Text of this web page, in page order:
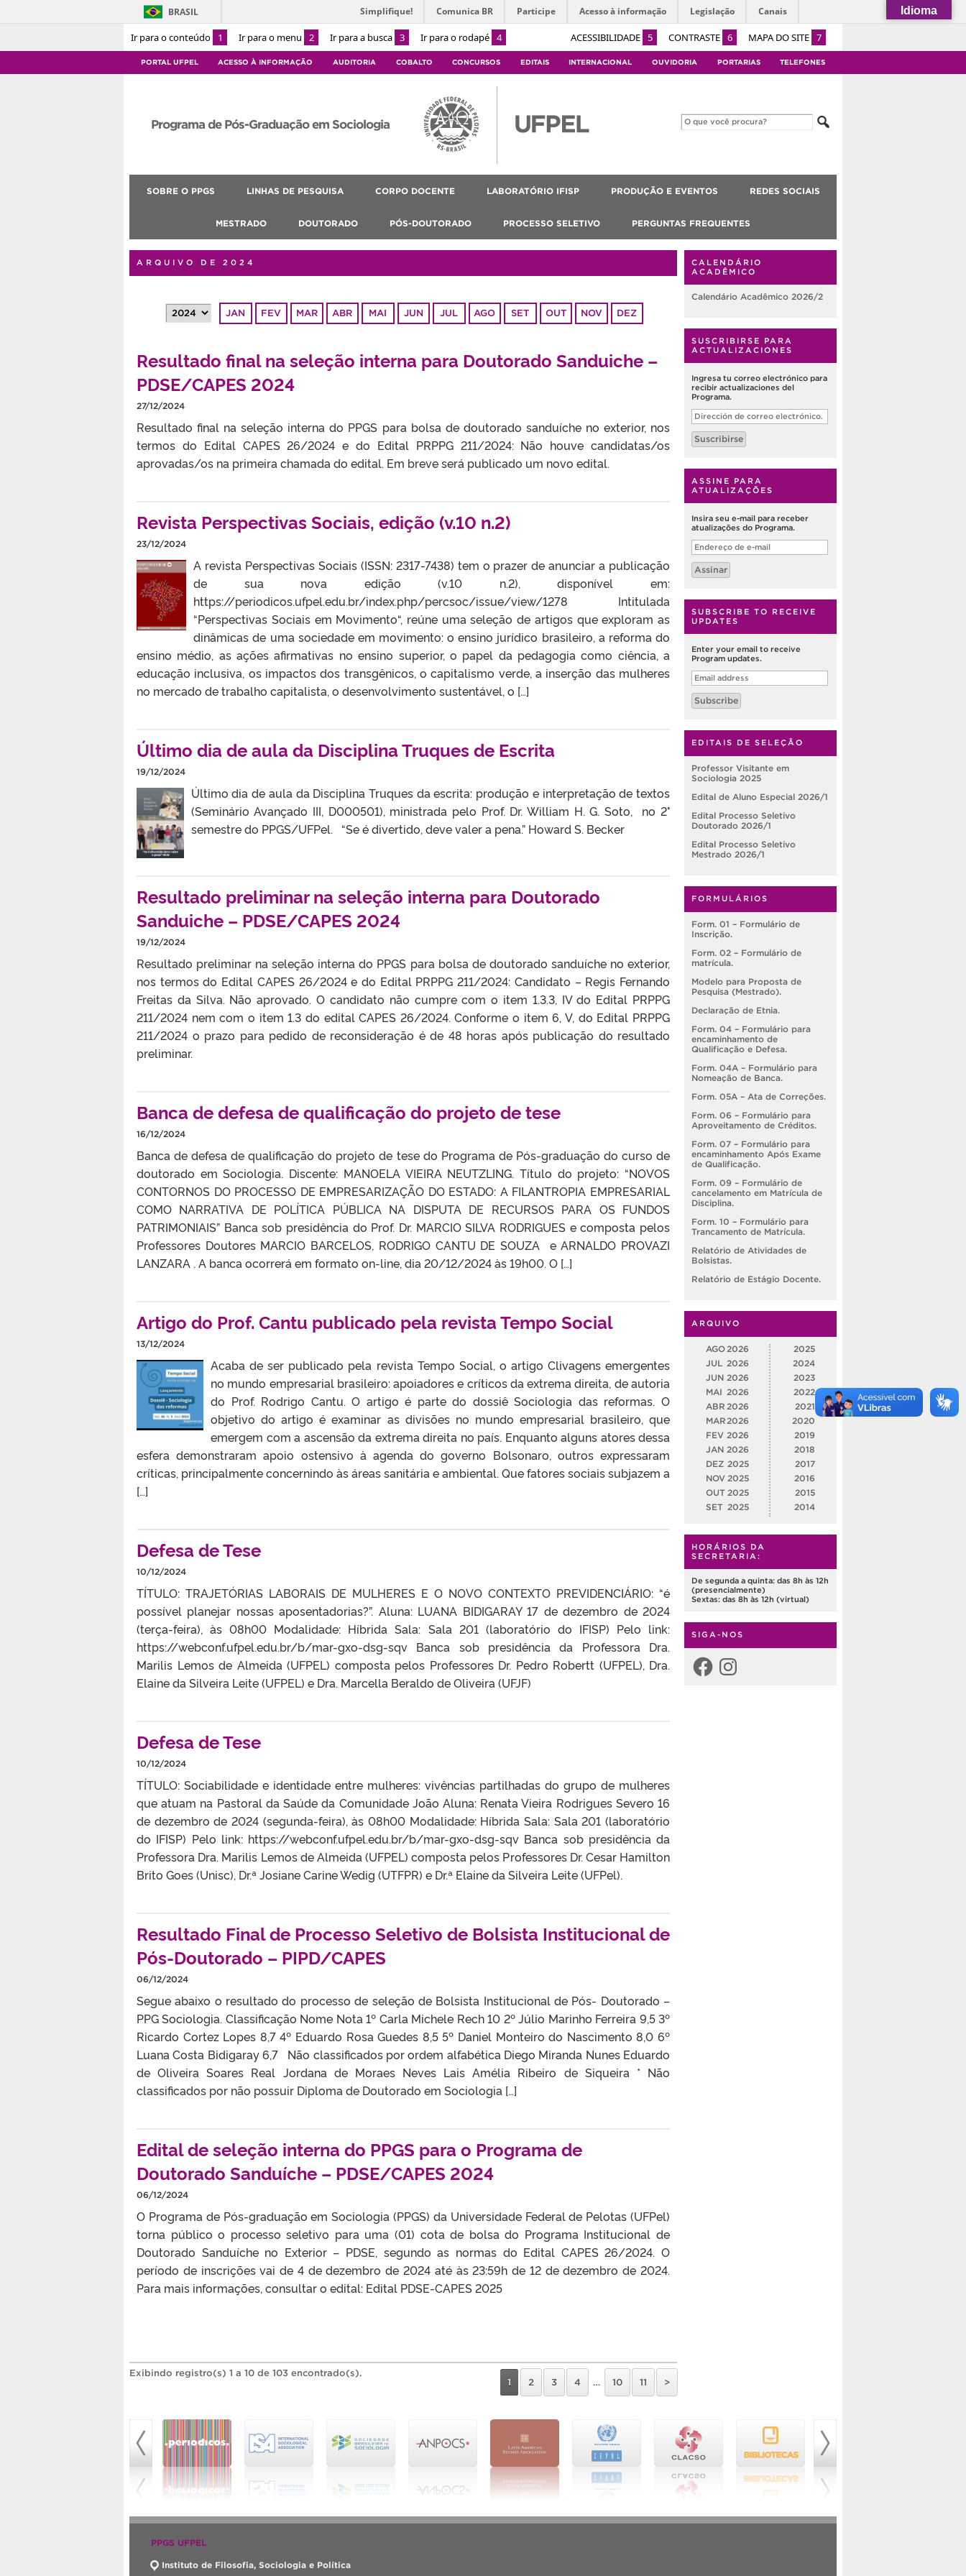
Ir para o conteúdo 1 Ir para o menu 2 Ir para a busca 3 Ir para o rodapé 4 ACESSIBILIDADE 5 CONTRASTE 6 MAPA DO SITE 7
BRASIL Simplifique! Comunica BR Participe Acesso à informação Legislação Canais
PORTAL UFPEL ACESSO À INFORMAÇÃO AUDITORIA COBALTO CONCURSOS EDITAIS INTERNACIONAL OUVIDORIA PORTARIAS TELEFONES
Programa de Pós-Graduação em Sociologia
SOBRE O PPGS LINHAS DE PESQUISA CORPO DOCENTE LABORATÓRIO IFISP PRODUÇÃO E EVENTOS REDES SOCIAIS
MESTRADO DOUTORADO PÓS-DOUTORADO PROCESSO SELETIVO PERGUNTAS FREQUENTES
ARQUIVO DE 2024
JAN FEV MAR ABR MAI JUN JUL AGO SET OUT NOV DEZ
Resultado final na seleção interna para Doutorado Sanduiche –
PDSE/CAPES 2024
27/12/2024
Resultado final na seleção interna do PPGS para bolsa de doutorado sanduíche no exterior, nos
termos do Edital CAPES 26/2024 e do Edital PRPPG 211/2024: Não houve candidatas/os
aprovadas/os na primeira chamada do edital. Em breve será publicado um novo edital.
Revista Perspectivas Sociais, edição (v.10 n.2)
23/12/2024
A revista Perspectivas Sociais (ISSN: 2317-7438) tem o prazer de anunciar a publicação
de sua nova edição (v.10 n.2), disponível em:
https://periodicos.ufpel.edu.br/index.php/percsoc/issue/view/1278 Intitulada
“Perspectivas Sociais em Movimento“, reúne uma seleção de artigos que exploram as
dinâmicas de uma sociedade em movimento: o ensino jurídico brasileiro, a reforma do
ensino médio, as ações afirmativas no ensino superior, o papel da pedagogia como ciência, a
educação inclusiva, os impactos dos transgênicos, o capitalismo verde, a inserção das mulheres
no mercado de trabalho capitalista, o desenvolvimento sustentável, o […]
Último dia de aula da Disciplina Truques de Escrita
19/12/2024
Último dia de aula da Disciplina Truques da escrita: produção e interpretação de textos
(Seminário Avançado III, D000501), ministrada pelo Prof. Dr. William H. G. Soto, no 2°
semestre do PPGS/UFPel. “Se é divertido, deve valer a pena.” Howard S. Becker
Resultado preliminar na seleção interna para Doutorado
Sanduiche – PDSE/CAPES 2024
19/12/2024
Resultado preliminar na seleção interna do PPGS para bolsa de doutorado sanduíche no exterior,
nos termos do Edital CAPES 26/2024 e do Edital PRPPG 211/2024: Candidato – Regis Fernando
Freitas da Silva. Não aprovado. O candidato não cumpre com o item 1.3.3, IV do Edital PRPPG
211/2024 nem com o item 1.3 do edital CAPES 26/2024. Conforme o item 6, V, do Edital PRPPG
211/2024 o prazo para pedido de reconsideração é de 48 horas após publicação do resultado
preliminar.
Banca de defesa de qualificação do projeto de tese
16/12/2024
Banca de defesa de qualificação do projeto de tese do Programa de Pós-graduação do curso de
doutorado em Sociologia. Discente: MANOELA VIEIRA NEUTZLING. Título do projeto: “NOVOS
CONTORNOS DO PROCESSO DE EMPRESARIZAÇÃO DO ESTADO: A FILANTROPIA EMPRESARIAL
COMO NARRATIVA DE POLÍTICA PÚBLICA NA DISPUTA DE RECURSOS PARA OS FUNDOS
PATRIMONIAIS” Banca sob presidência do Prof. Dr. MARCIO SILVA RODRIGUES e composta pelos
Professores Doutores MARCIO BARCELOS, RODRIGO CANTU DE SOUZA e ARNALDO PROVAZI
LANZARA . A banca ocorrerá em formato on-line, dia 20/12/2024 às 19h00. O […]
Artigo do Prof. Cantu publicado pela revista Tempo Social
13/12/2024
Acaba de ser publicado pela revista Tempo Social, o artigo Clivagens emergentes
no mundo empresarial brasileiro: apoiadores e críticos da extrema direita, de autoria
do Prof. Rodrigo Cantu. O artigo é parte do dossiê Sociologia das reformas. O
objetivo do artigo é examinar as divisões no mundo empresarial brasileiro, que
emergem com a ascensão da extrema direita no país. Enquanto alguns atores dessa
esfera demonstraram apoio ostensivo à agenda do governo Bolsonaro, outros expressaram
críticas, principalmente concernindo às áreas sanitária e ambiental. Que fatores sociais subjazem a
[…]
Defesa de Tese
10/12/2024
TÍTULO: TRAJETÓRIAS LABORAIS DE MULHERES E O NOVO CONTEXTO PREVIDENCIÁRIO: “é
possível planejar nossas aposentadorias?”. Aluna: LUANA BIDIGARAY 17 de dezembro de 2024
(terça-feira), às 08h00 Modalidade: Híbrida Sala: Sala 201 (laboratório do IFISP) Pelo link:
https://webconf.ufpel.edu.br/b/mar-gxo-dsg-sqv Banca sob presidência da Professora Dra.
Marilis Lemos de Almeida (UFPEL) composta pelos Professores Dr. Pedro Robertt (UFPEL), Dra.
Elaine da Silveira Leite (UFPEL) e Dra. Marcella Beraldo de Oliveira (UFJF)
Defesa de Tese
10/12/2024
TÍTULO: Sociabilidade e identidade entre mulheres: vivências partilhadas do grupo de mulheres
que atuam na Pastoral da Saúde da Comunidade João Aluna: Renata Vieira Rodrigues Severo 16
de dezembro de 2024 (segunda-feira), às 08h00 Modalidade: Híbrida Sala: Sala 201 (laboratório
do IFISP) Pelo link: https://webconf.ufpel.edu.br/b/mar-gxo-dsg-sqv Banca sob presidência da
Professora Dra. Marilis Lemos de Almeida (UFPEL) composta pelos Professores Dr. Cesar Hamilton
Brito Goes (Unisc), Dr.ª Josiane Carine Wedig (UTFPR) e Dr.ª Elaine da Silveira Leite (UFPel).
Resultado Final de Processo Seletivo de Bolsista Institucional de
Pós-Doutorado – PIPD/CAPES
06/12/2024
Segue abaixo o resultado do processo de seleção de Bolsista Institucional de Pós- Doutorado –
PPG Sociologia. Classificação Nome Nota 1º Carla Michele Rech 10 2º Júlio Marinho Ferreira 9,5 3º
Ricardo Cortez Lopes 8,7 4º Eduardo Rosa Guedes 8,5 5º Daniel Monteiro do Nascimento 8,0 6º
Luana Costa Bidigaray 6,7 Não classificados por ordem alfabética Diego Miranda Nunes Eduardo
de Oliveira Soares Real Jordana de Moraes Neves Lais Amélia Ribeiro de Siqueira * Não
classificados por não possuir Diploma de Doutorado em Sociologia […]
Edital de seleção interna do PPGS para o Programa de
Doutorado Sanduíche – PDSE/CAPES 2024
06/12/2024
O Programa de Pós-graduação em Sociologia (PPGS) da Universidade Federal de Pelotas (UFPel)
torna público o processo seletivo para uma (01) cota de bolsa do Programa Institucional de
Doutorado Sanduíche no Exterior – PDSE, segundo as normas do Edital CAPES 26/2024. O
período de inscrições vai de 4 de dezembro de 2024 até às 23:59h de 12 de dezembro de 2024.
Para mais informações, consultar o edital: Edital PDSE-CAPES 2025
Exibindo registro(s) 1 a 10 de 103 encontrado(s).
1
2 3 4 … 10 11 >
CALENDÁRIO
ACADÊMICO
Calendário Acadêmico 2026/2
SUSCRIBIRSE PARA
ACTUALIZACIONES
Ingresa tu correo electrónico para
recibir actualizaciones del
Programa.
Dirección
de
correo
electrónico.
Suscribirse
ASSINE PARA
ATUALIZAÇÕES
Insira seu e-mail para receber
atualizações do Programa.
Endereço
de
e-
mail
Assinar
SUBSCRIBE TO RECEIVE
UPDATES
Enter your email to receive
Program updates.
Email
address
Subscribe
EDITAIS DE SELEÇÃO
Professor Visitante em
Sociologia 2025
Edital de Aluno Especial 2026/1
Edital Processo Seletivo
Doutorado 2026/1
Edital Processo Seletivo
Mestrado 2026/1
FORMULÁRIOS
Form. 01 – Formulário de
Inscrição.
Form. 02 – Formulário de
matrícula.
Modelo para Proposta de
Pesquisa (Mestrado).
Declaração de Etnia.
Form. 04 – Formulário para
encaminhamento de
Qualificação e Defesa.
Form. 04A – Formulário para
Nomeação de Banca.
Form. 05A – Ata de Correções.
Form. 06 – Formulário para
Aproveitamento de Créditos.
Form. 07 – Formulário para
encaminhamento Após Exame
de Qualificação.
Form. 09 – Formulário de
cancelamento em Matrícula de
Disciplina.
Form. 10 – Formulário para
Trancamento de Matrícula.
Relatório de Atividades de
Bolsistas.
Relatório de Estágio Docente.
ARQUIVO
AGO 2026
JUL 2026
JUN 2026
MAI
2026
ABR 2026
MAR 2026
FEV 2026
JAN 2026
DEZ 2025
NOV 2025
OUT 2025
SET 2025
2025
2024
2023
2022
2021
2020
2019
2018
2017
2016
2015
2014
HORÁRIOS DA
SECRETARIA:
De segunda a quinta: das 8h às 12h
(presencialmente)
Sextas: das 8h às 12h (virtual)
SIGA-NOS
FacebookInstagram
PPGS UFPEL
Instituto de Filosofia, Sociologia e Política
Idioma